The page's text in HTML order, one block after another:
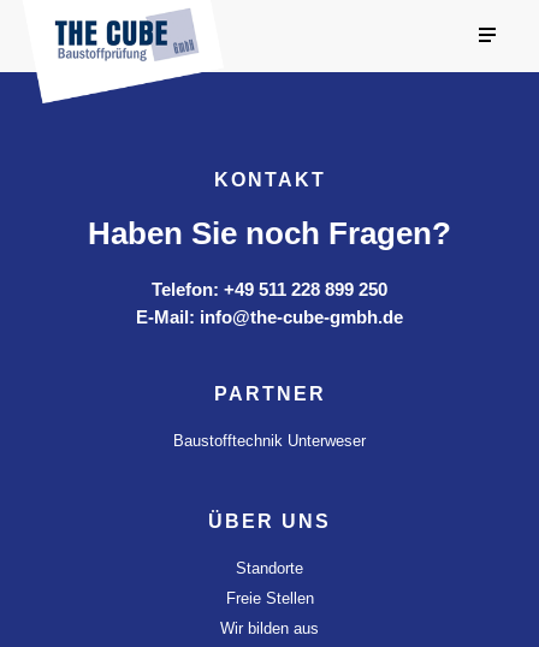
KONTAKT
Haben Sie noch Fragen?
Telefon: +49 511 228 899 250
E-Mail: info@the-cube-gmbh.de
PARTNER
Baustofftechnik Unterweser
ÜBER UNS
Standorte
Freie Stellen
Wir bilden aus